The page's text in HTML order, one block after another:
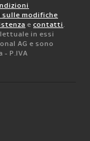
modifiche
e contatti.
in essi
AG e sono
- P.IVA